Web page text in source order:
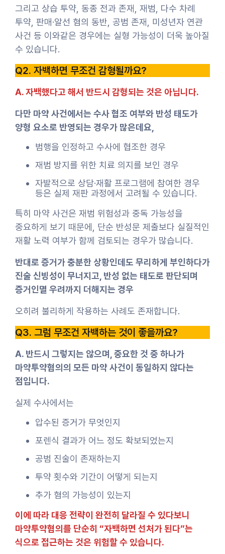
그리고 상습 투약, 동종 전과 존재, 재범, 다수 차례
투약, 판매·알선 혐의 동반, 공범 존재, 미성년자 연관
사건 등 이와같은 경우에는 실형 가능성이 더욱 높아질
수 있습니다.
Q2. 자백하면 무조건 감형될까요?
A. 자백했다고 해서 반드시 감형되는 것은 아닙니다.
다만 마약 사건에서는 수사 협조 여부와 반성 태도가
양형 요소로 반영되는 경우가 많은데요,
범행을 인정하고 수사에 협조한 경우
재범 방지를 위한 치료 의지를 보인 경우
자발적으로 상담·재활 프로그램에 참여한 경우
등은 실제 재판 과정에서 고려될 수 있습니다.
특히 마약 사건은 재범 위험성과 중독 가능성을
중요하게 보기 때문에, 단순 반성문 제출보다 실질적인
재활 노력 여부가 함께 검토되는 경우가 많습니다.
반대로 증거가 충분한 상황인데도 무리하게 부인하다가
진술 신빙성이 무너지고, 반성 없는 태도로 판단되며
증거인멸 우려까지 더해지는 경우
오히려 불리하게 작용하는 사례도 존재합니다.
Q3. 그럼 무조건 자백하는 것이 좋을까요?
A. 반드시 그렇지는 않으며, 중요한 것 중 하나가
마약투약혐의의 모든 마약 사건이 동일하지 않다는
점입니다.
실제 수사에서는
압수된 증거가 무엇인지
포렌식 결과가 어느 정도 확보되었는지
공범 진술이 존재하는지
투약 횟수와 기간이 어떻게 되는지
추가 혐의 가능성이 있는지
이에 따라 대응 전략이 완전히 달라질 수 있다보니
마약투약혐의를 단순히 “자백하면 선처가 된다”는
식으로 접근하는 것은 위험할 수 있습니다.